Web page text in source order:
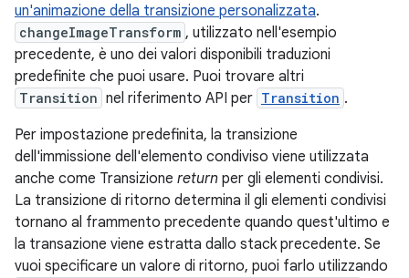
un'animazione della transizione personalizzata.
changeImageTransform , utilizzato nell'esempio
precedente, è uno dei valori disponibili traduzioni
predefinite che puoi usare. Puoi trovare altri
Transition nel riferimento API per Transition .
Per impostazione predefinita, la transizione
dell'immissione dell'elemento condiviso viene utilizzata
anche come Transizione return per gli elementi condivisi.
La transizione di ritorno determina il gli elementi condivisi
tornano al frammento precedente quando quest'ultimo e
la transazione viene estratta dallo stack precedente. Se
vuoi specificare un valore di ritorno, puoi farlo utilizzando